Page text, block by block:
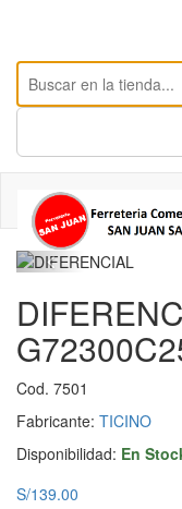
Cod. 7501
Fabricante: TICINO
Disponibilidad: En
S/139.00